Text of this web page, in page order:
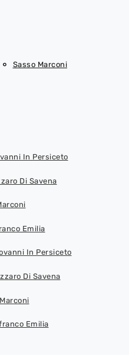
Sasso Marconi
In Persiceto
Di Savena
Emilia
In Persiceto
Di Savena
Emilia